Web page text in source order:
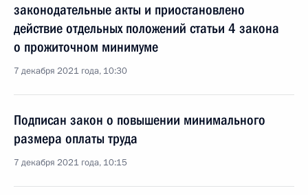
законодательные акты и приостановлено
действие отдельных положений статьи 4 закона
о прожиточном минимуме
7 декабря 2021 года, 10:30
Подписан закон о повышении минимального
размера оплаты труда
7 декабря 2021 года, 10:15